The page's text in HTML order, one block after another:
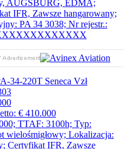
AUGSBURG, EDMA;
IFR, Zawsze hangarowany;
PA 34 3038; Nr rejestr.:
34-220T Seneca Vzł
€ 410.000
TTAF: 3100h; Typ:
wielośmigłowy; Lokalizacja:
Certyfikat IFR, Zawsze